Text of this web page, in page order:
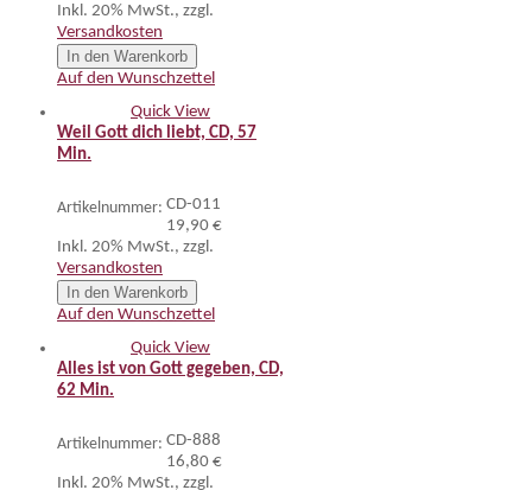
Inkl. 20% MwSt., zzgl.
Versandkosten
In den Warenkorb
Auf den Wunschzettel
Quick View
Weil Gott dich liebt, CD, 57
Min.
Artikelnummer: CD-011
19,90 €
Inkl. 20% MwSt., zzgl.
Versandkosten
In den Warenkorb
Auf den Wunschzettel
Quick View
Alles ist von Gott gegeben, CD,
62 Min.
Artikelnummer: CD-888
16,80 €
Inkl. 20% MwSt., zzgl.